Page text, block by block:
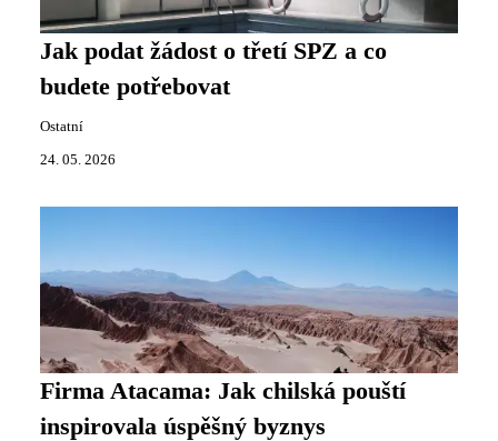
Jak podat žádost o třetí SPZ a co
budete potřebovat
Ostatní
24. 05. 2026
Firma Atacama: Jak chilská pouští
inspirovala úspěšný byznys